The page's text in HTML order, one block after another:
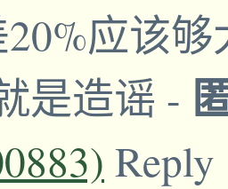
应该
是造谣 -
Reply